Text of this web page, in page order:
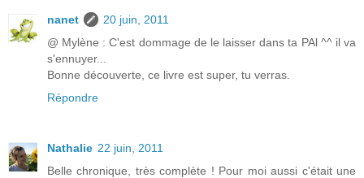
nanet
20 juin, 2011
@ Mylène : C'est dommage de le laisser dans ta PAl ^^ il va
s'ennuyer...
Bonne découverte, ce livre est super, tu verras.
Répondre
Nathalie 22 juin, 2011
Belle chronique, très complète ! Pour moi aussi c'était une